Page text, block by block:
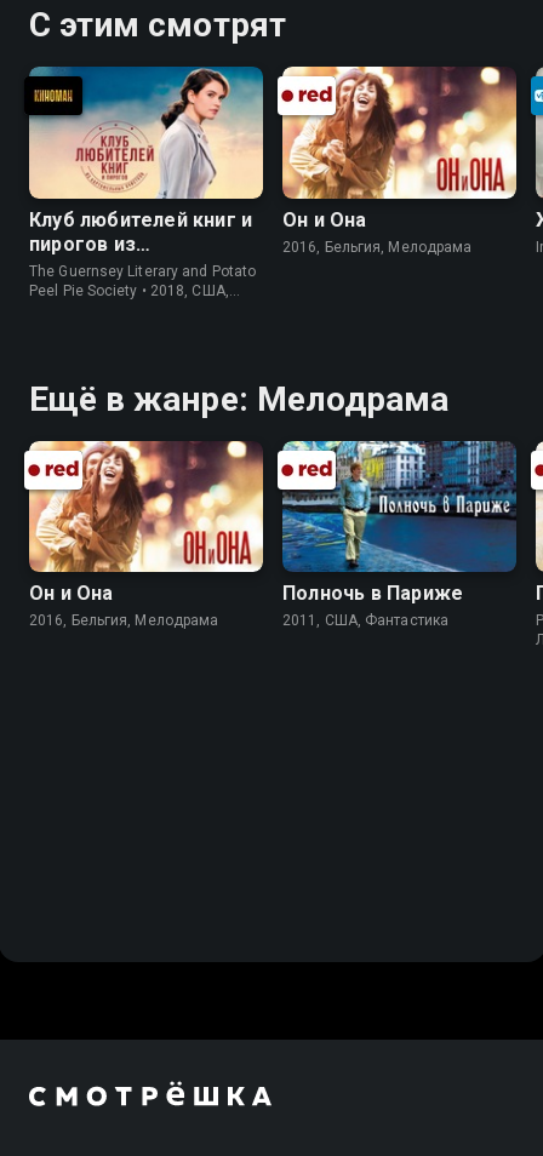
С этим смотрят
Клуб любителей книг и
пирогов из
картофельных
очистков
The Guernsey Literary and Potato
Peel Pie Society • 2018, США,
Он и Она
2016, Бельгия, Мелодрама
Ещё в жанре: Мелодрама
Он и Она
2016, Бельгия, Мелодрама
Полночь в Париже
2011, США, Фантастика